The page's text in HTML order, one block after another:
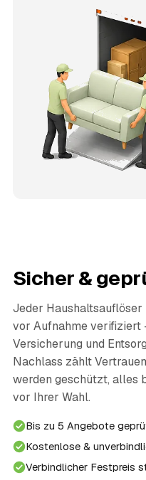
Sicher &
Jeder
vor Aufnahme verifiziert
Versicherung und
Nachlass zählt
werden geschützt, alles
vor Ihrer Wahl.
Bis zu 5 Angebote
Kostenlose &
Verbindlicher Festpreis